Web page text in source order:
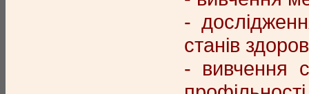
-
станів
- вивчення